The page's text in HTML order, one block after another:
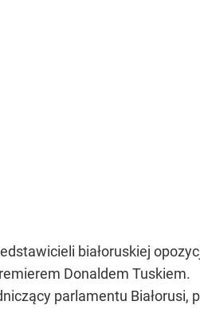
białoruskiej
Donaldem Tuskiem.
parlamentu